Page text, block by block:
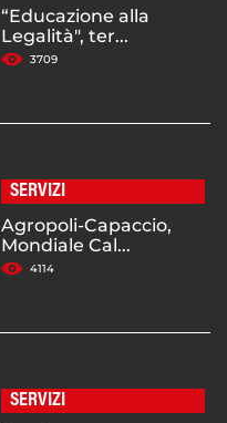
“Educazione alla
Legalità", ter...
3709
SERVIZI
Agropoli-Capaccio,
Mondiale Cal...
4114
SERVIZI